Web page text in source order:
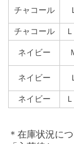
チャコール Ｌ
チャコール
ネイビー
ネイビー Ｌ
ネイビー
＊在庫状況に